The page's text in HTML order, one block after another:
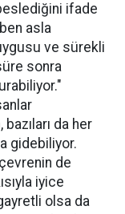
ifade
asla
ve sürekli
sonra
da her
gidebiliyor.
de
iyice
olsa da